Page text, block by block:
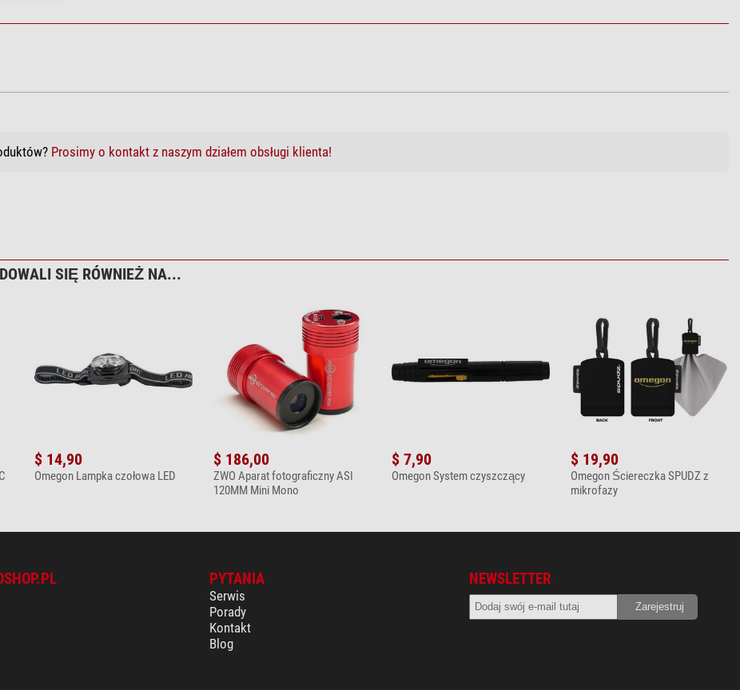
Prosimy o kontakt z naszym działem obsługi klienta!
SIĘ RÓWNIEŻ NA...
$ 14,90
Omegon Lampka czołowa LED
$ 186,00
ZWO Aparat fotograficzny ASI
120MM Mini Mono
$ 7,90
Omegon System czyszczący
$ 19,90
Omegon Ściereczka SPUDZ z
mikrofazy
PYTANIA
Serwis
Porady
Kontakt
Blog
NEWSLETTER